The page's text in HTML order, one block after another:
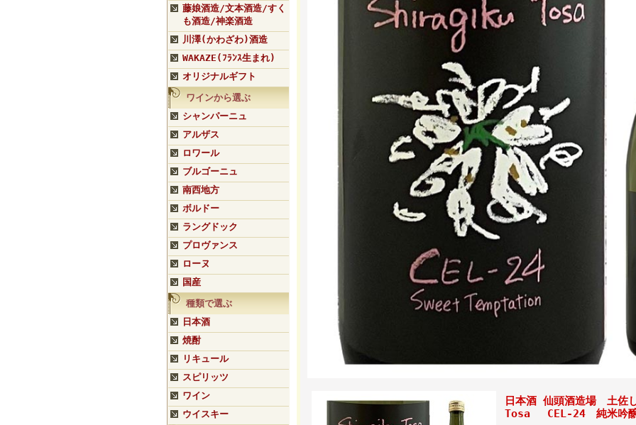
藤娘酒造/文本酒造/すく
も酒造/神楽酒造
川澤(かわざわ)酒造
WAKAZE(ﾌﾗﾝｽ生まれ)
オリジナルギフト
ワインから選ぶ
シャンパーニュ
アルザス
ロワール
ブルゴーニュ
南西地方
ボルドー
ラングドック
プロヴァンス
ローヌ
国産
種類で選ぶ
日本酒
焼酎
リキュール
スピリッツ
ワイン
ウイスキー
日本酒 仙頭酒造場 土
Tosa CEL-24 純米吟